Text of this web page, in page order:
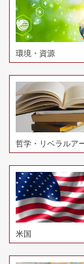
環境・資源
哲学・リベラルア
米国